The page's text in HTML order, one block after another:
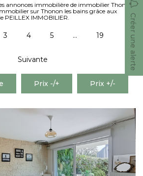
Sommes-Nous
Notre Équipe
CONTACT
annonces immobilière de immobilier Thonon
sur Thonon les bains grâce aux
PEILLEX IMMOBILIER.
Créer une alerte
3 4 5 ... 19
Suivante
Prix -/+ Prix +/-